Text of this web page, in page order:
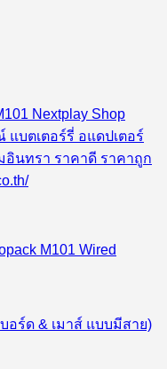
M101 Wired